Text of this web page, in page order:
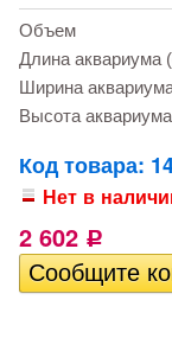
Объем
Длина аквариума
Ширина
Высота
Код товара:
Нет в
2 602 Р